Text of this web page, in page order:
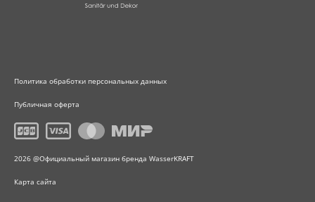
Политика обработки персональных данных
Публичная оферта
2026 @Официальный магазин бренда WasserKRAFT
Карта сайта